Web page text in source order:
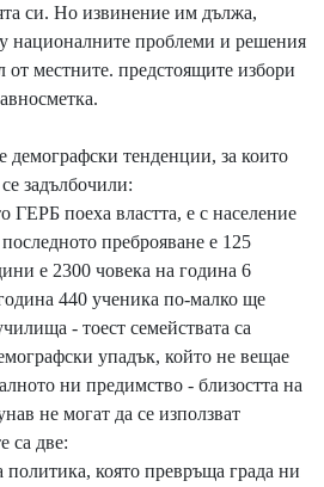
си. Но извинение им дължа,
националните проблеми и решения
от местните. предстоящите избори
демографски тенденции, за които
задълбочили:
ГЕРБ поеха властта, е с население
преброяване е 125
е 2300 човека на година 6
440 ученика по-малко ще
- тоест семействата са
упадък, който не вещае
ни предимство - близостта на
не могат да се използват
са две:
политика, която превръща града ни